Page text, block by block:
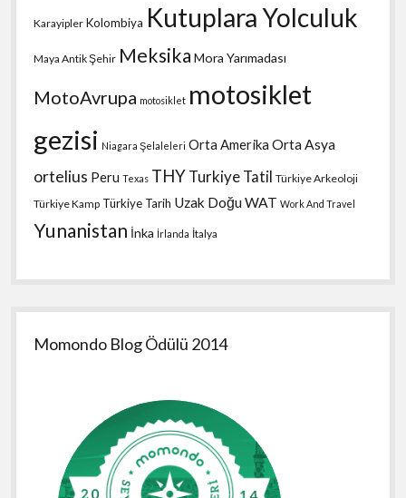
Karayipler Kolombiya Kutuplara Yolculuk
Maya Antik Şehir Meksika Mora Yarımadası
MotoAvrupa motosiklet motosiklet
gezisi Niagara Şelaleleri Orta Amerika Orta Asya
ortelius Peru Texas THYTurkiye Tatil Türkiye Arkeoloji
Türkiye Kamp Türkiye Tarih Uzak DoğuWAT Work And Travel
Yunanistan İnka İrlanda İtalya
Momondo Blog Ödülü 2014